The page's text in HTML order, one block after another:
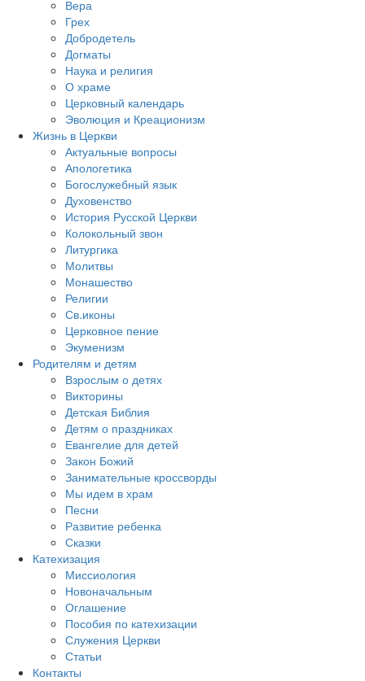
Вера
Грех
Добродетель
Догматы
Наука и религия
О храме
Церковный календарь
Эволюция и Креационизм
Жизнь в Церкви
Актуальные вопросы
Апологетика
Богослужебный язык
Духовенство
История Русской Церкви
Колокольный звон
Литургика
Молитвы
Монашество
Религии
Св.иконы
Церковное пение
Экуменизм
Родителям и детям
Взрослым о детях
Викторины
Детская Библия
Детям о праздниках
Евангелие для детей
Закон Божий
Занимательные кроссворды
Мы идем в храм
Песни
Развитие ребенка
Сказки
Катехизация
Миссиология
Новоначальным
Оглашение
Пособия по катехизации
Служения Церкви
Статьи
Контакты